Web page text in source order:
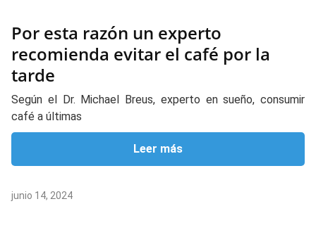
Por esta razón un experto
recomienda evitar el café por la
tarde
Según el Dr. Michael Breus, experto en sueño, consumir
café a últimas
Leer más
junio 14, 2024